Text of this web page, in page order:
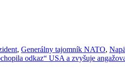
, Generálny tajomník NATO,
odkaz“ USA a zvyšuje